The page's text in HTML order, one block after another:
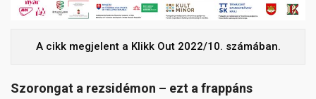
A cikk megjelent a Klikk Out 2022/10. számában.
Szorongat a rezsidémon – ezt a frappáns